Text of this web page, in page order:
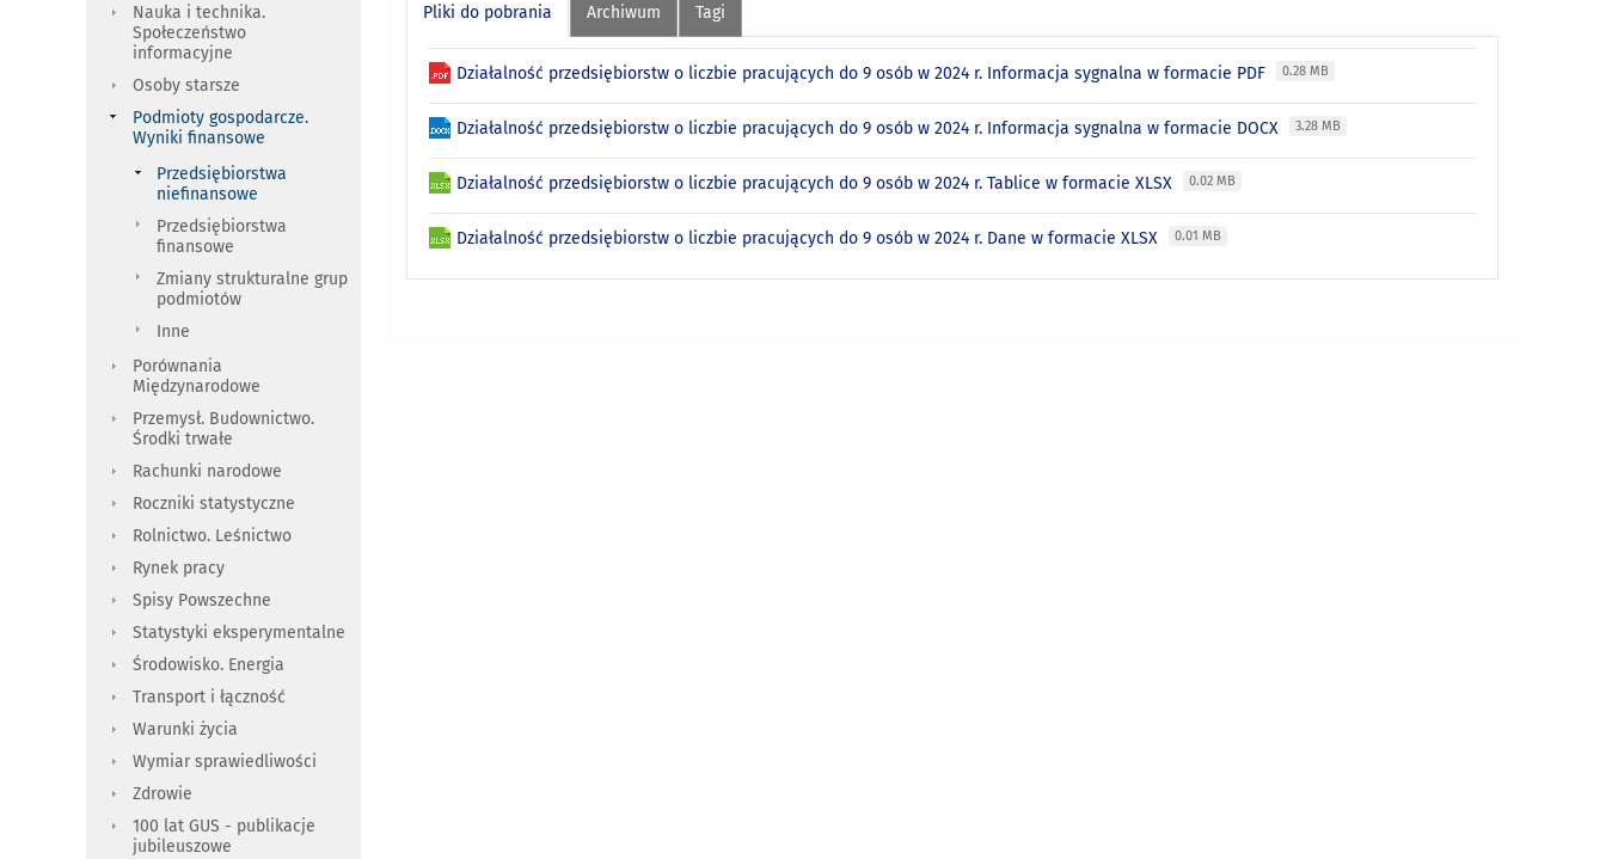
Pliki do pobrania Archiwum Tagi
Działalność przedsiębiorstw o liczbie pracujących do 9 osób w 2024 r. Informacja sygnalna w formacie PDF 0.28 MB
Działalność przedsiębiorstw o liczbie pracujących do 9 osób w 2024 r. Informacja sygnalna w formacie DOCX 3.28 MB
Działalność przedsiębiorstw o liczbie pracujących do 9 osób w 2024 r. Tablice w formacie XLSX 0.02 MB
Działalność przedsiębiorstw o liczbie pracujących do 9 osób w 2024 r. Dane w formacie XLSX 0.01 MB
Nauka i technika.
Społeczeństwo
informacyjne
Osoby starsze
Podmioty gospodarcze.
Wyniki finansowe
Przedsiębiorstwa
niefinansowe
Przedsiębiorstwa
finansowe
Zmiany strukturalne grup
podmiotów
Inne
Porównania
Międzynarodowe
Przemysł. Budownictwo.
Środki trwałe
Rachunki narodowe
Roczniki statystyczne
Rolnictwo. Leśnictwo
Rynek pracy
Spisy Powszechne
Statystyki eksperymentalne
Środowisko. Energia
Transport i łączność
Warunki życia
Wymiar sprawiedliwości
Zdrowie
100 lat GUS - publikacje
jubileuszowe